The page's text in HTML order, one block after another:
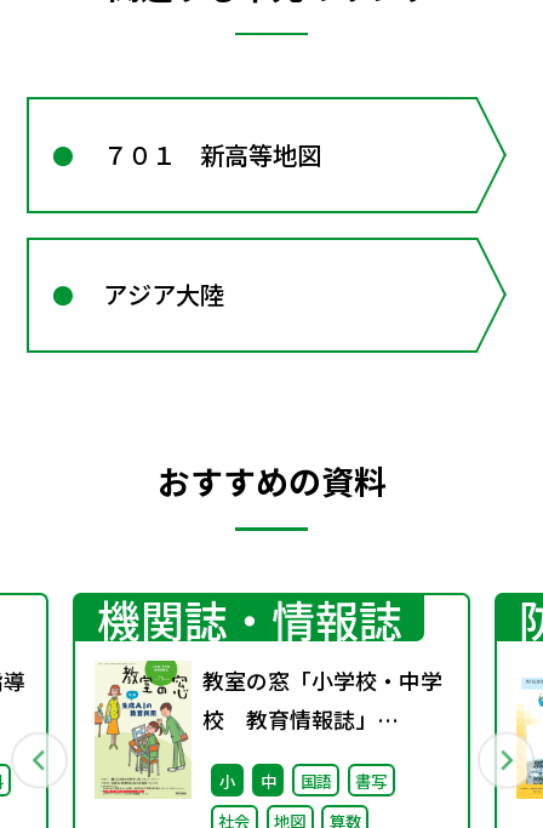
７０１ 新高等地図
アジア大陸
おすすめの資料
機関誌・情報誌
教室の窓「小学校・中学
校 教育情報誌」
vol.75 2025年4月発行
小 中 国語
書写
社会
地図 算数